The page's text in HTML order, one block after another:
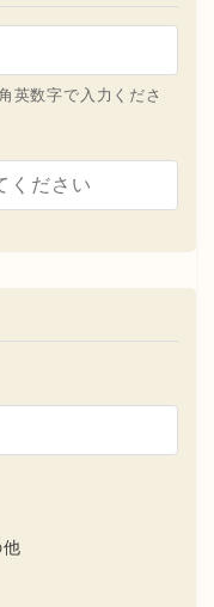
数字で入力くださ
他